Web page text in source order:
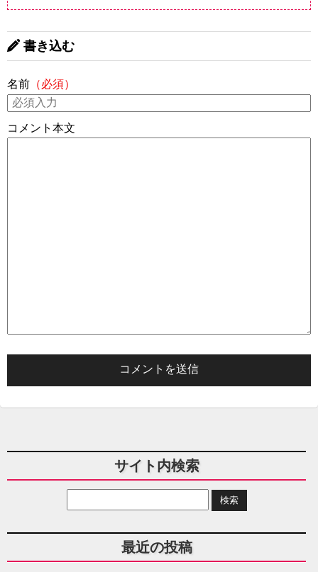
書き込む
名前 （必須）
コメント本文
サイト内検索
最近の投稿